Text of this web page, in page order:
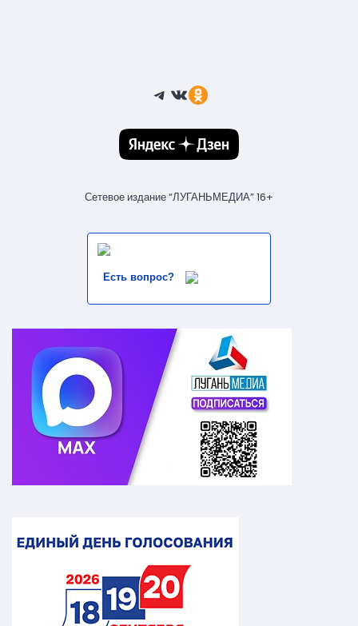
Telegram
ВКонтакте
Ссылка
Сетевое издание “ЛУГАНЬМЕДИА” 16+
Есть вопрос?